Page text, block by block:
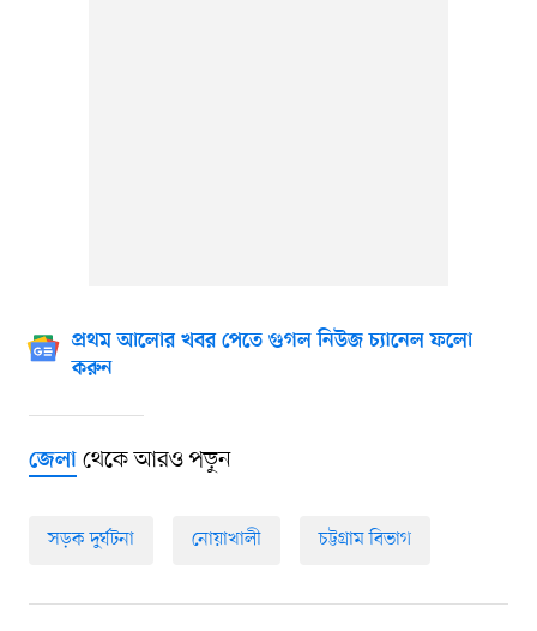
প্রথম আলোর খবর পেতে গুগল নিউজ চ্যানেল ফলো
করুন
জেলাথেকে আরও পড়ুন
সড়ক দুর্ঘটনা নোয়াখালী চট্টগ্রাম বিভাগ